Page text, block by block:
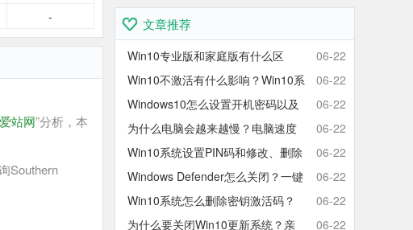
-
爱站网”分析，本
Southern
文章推荐
Win10专业版和家庭版有什么区
别？Win10家庭版和专业版区别对
比
06-22
Win10不激活有什么影响？Win10系
统不激活可以使用吗？会卡吗？
06-22
Windows10怎么设置开机密码以及
取消开机密码的方法
06-22
为什么电脑会越来越慢？电脑速度
慢的原因分析及终极解决方法
06-22
Win10系统设置PIN码和修改、删除
取消PIN码的方法
06-22
Windows Defender怎么关闭？一键
彻底关闭Windows Defender方法
06-22
Win10系统怎么删除密钥激活码？
Win10卸载激活密钥的操作方法
06-22
为什么要关闭Win10更新系统？亲
06-22